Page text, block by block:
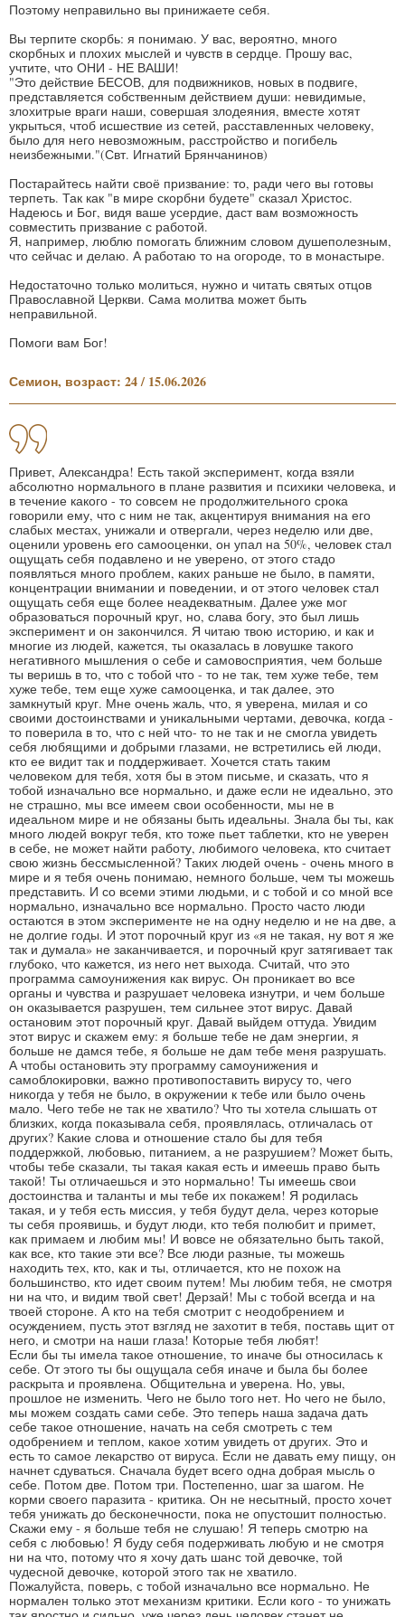
Поэтому неправильно вы принижаете себя.
Вы терпите скорбь: я понимаю. У вас, вероятно, много
скорбных и плохих мыслей и чувств в сердце. Прошу вас,
учтите, что ОНИ - НЕ ВАШИ!
"Это действие БЕСОВ, для подвижников, новых в подвиге,
представляется собственным действием души: невидимые,
злохитрые враги наши, совершая злодеяния, вместе хотят
укрыться, чтоб исшествие из сетей, расставленных человеку,
было для него невозможным, расстройство и погибель
неизбежными."(Свт. Игнатий Брянчанинов)
Постарайтесь найти своё призвание: то, ради чего вы готовы
терпеть. Так как "в мире скорбни будете" сказал Христос.
Надеюсь и Бог, видя ваше усердие, даст вам возможность
совместить призвание с работой.
Я, например, люблю помогать ближним словом душеполезным,
что сейчас и делаю. А работаю то на огороде, то в монастыре.
Недостаточно только молиться, нужно и читать святых отцов
Православной Церкви. Сама молитва может быть
неправильной.
Помоги вам Бог!
Семион, возраст: 24 / 15.06.2026
Привет, Александра! Есть такой эксперимент, когда взяли
абсолютно нормального в плане развития и психики человека, и
в течение какого - то совсем не продолжительного срока
говорили ему, что с ним не так, акцентируя внимания на его
слабых местах, унижали и отвергали, через неделю или две,
оценили уровень его самооценки, он упал на 50%, человек стал
ощущать себя подавлено и не уверено, от этого стадо
появляться много проблем, каких раньше не было, в памяти,
концентрации внимании и поведении, и от этого человек стал
ощущать себя еще более неадекватным. Далее уже мог
образоваться порочный круг, но, слава богу, это был лишь
эксперимент и он закончился. Я читаю твою историю, и как и
многие из людей, кажется, ты оказалась в ловушке такого
негативного мышления о себе и самовосприятия, чем больше
ты веришь в то, что с тобой что - то не так, тем хуже тебе, тем
хуже тебе, тем еще хуже самооценка, и так далее, это
замкнутый круг. Мне очень жаль, что, я уверена, милая и со
своими достоинствами и уникальными чертами, девочка, когда -
то поверила в то, что с ней что- то не так и не смогла увидеть
себя любящими и добрыми глазами, не встретились ей люди,
кто ее видит так и поддерживает. Хочется стать таким
человеком для тебя, хотя бы в этом письме, и сказать, что я
тобой изначально все нормально, и даже если не идеально, это
не страшно, мы все имеем свои особенности, мы не в
идеальном мире и не обязаны быть идеальны. Знала бы ты, как
много людей вокруг тебя, кто тоже пьет таблетки, кто не уверен
в себе, не может найти работу, любимого человека, кто считает
свою жизнь бессмысленной? Таких людей очень - очень много в
мире и я тебя очень понимаю, немного больше, чем ты можешь
представить. И со всеми этими людьми, и с тобой и со мной все
нормально, изначально все нормально. Просто часто люди
остаются в этом эксперименте не на одну неделю и не на две, а
не долгие годы. И этот порочный круг из «я не такая, ну вот я же
так и думала» не заканчивается, и порочный круг затягивает так
глубоко, что кажется, из него нет выхода. Считай, что это
программа самоунижения как вирус. Он проникает во все
органы и чувства и разрушает человека изнутри, и чем больше
он оказывается разрушен, тем сильнее этот вирус. Давай
остановим этот порочный круг. Давай выйдем оттуда. Увидим
этот вирус и скажем ему: я больше тебе не дам энергии, я
больше не дамся тебе, я больше не дам тебе меня разрушать.
А чтобы остановить эту программу самоунижения и
самоблокировки, важно противопоставить вирусу то, чего
никогда у тебя не было, в окружении к тебе или было очень
мало. Чего тебе не так не хватило? Что ты хотела слышать от
близких, когда показывала себя, проявлялась, отличалась от
других? Какие слова и отношение стало бы для тебя
поддержкой, любовью, питанием, а не разрушием? Может быть,
чтобы тебе сказали, ты такая какая есть и имеешь право быть
такой! Ты отличаешься и это нормально! Ты имеешь свои
достоинства и таланты и мы тебе их покажем! Я родилась
такая, и у тебя есть миссия, у тебя будут дела, через которые
ты себя проявишь, и будут люди, кто тебя полюбит и примет,
как примаем и любим мы! И вовсе не обязательно быть такой,
как все, кто такие эти все? Все люди разные, ты можешь
находить тех, кто, как и ты, отличается, кто не похож на
большинство, кто идет своим путем! Мы любим тебя, не смотря
ни на что, и видим твой свет! Дерзай! Мы с тобой всегда и на
твоей стороне. А кто на тебя смотрит с неодобрением и
осуждением, пусть этот взгляд не захотит в тебя, поставь щит от
него, и смотри на наши глаза! Которые тебя любят!
Если бы ты имела такое отношение, то иначе бы относилась к
себе. От этого ты бы ощущала себя иначе и была бы более
раскрыта и проявлена. Общительна и уверена. Но, увы,
прошлое не изменить. Чего не было того нет. Но чего не было,
мы можем создать сами себе. Это теперь наша задача дать
себе такое отношение, начать на себя смотреть с тем
одобрением и теплом, какое хотим увидеть от других. Это и
есть то самое лекарство от вируса. Если не давать ему пищу, он
начнет сдуваться. Сначала будет всего одна добрая мысль о
себе. Потом две. Потом три. Постепенно, шаг за шагом. Не
корми своего паразита - критика. Он не несытный, просто хочет
тебя унижать до бесконечности, пока не опустошит полностью.
Скажи ему - я больше тебя не слушаю! Я теперь смотрю на
себя с любовью! Я буду себя подерживать любую и не смотря
ни на что, потому что я хочу дать шанс той девочке, той
чудесной девочке, которой этого так не хватило.
Пожалуйста, поверь, с тобой изначально все нормально. Не
нормален только этот механизм критики. Если кого - то унижать